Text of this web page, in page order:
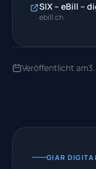
SIX – eBill –
ebill.ch
Veröffentlicht am
GIAR